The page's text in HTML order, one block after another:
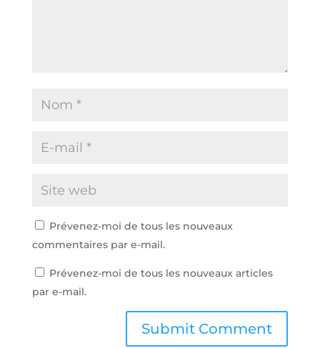
Prévenez-moi de tous les nouveaux
commentaires par e-mail.
Prévenez-moi de tous les nouveaux articles
par e-mail.